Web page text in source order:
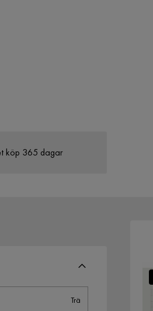
köp 365 dagar
Trä